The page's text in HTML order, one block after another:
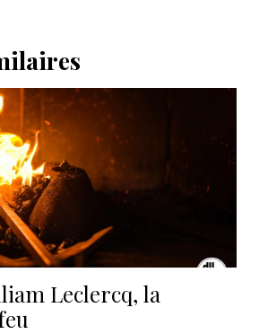
Leclercq, la